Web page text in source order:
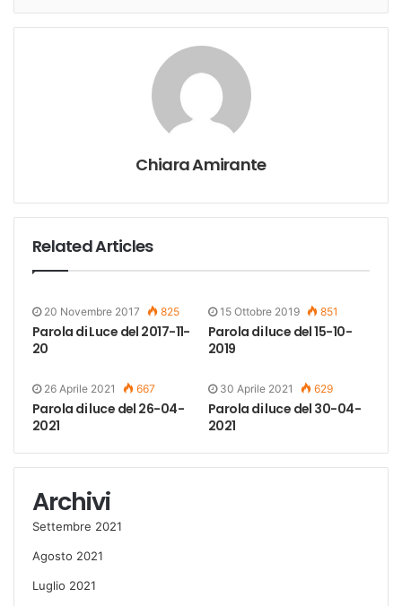
Chiara Amirante
Related Articles
20 Novembre 2017 825
Parola di Luce del 2017-11-
20
15 Ottobre 2019 851
Parola di luce del 15-10-
2019
26 Aprile 2021 667
Parola di luce del 26-04-
2021
30 Aprile 2021 629
Parola di luce del 30-04-
2021
Archivi
Settembre 2021
Agosto 2021
Luglio 2021